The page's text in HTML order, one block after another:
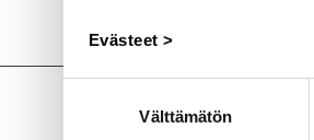
Evästeet >
Välttämätön
Kuvaus